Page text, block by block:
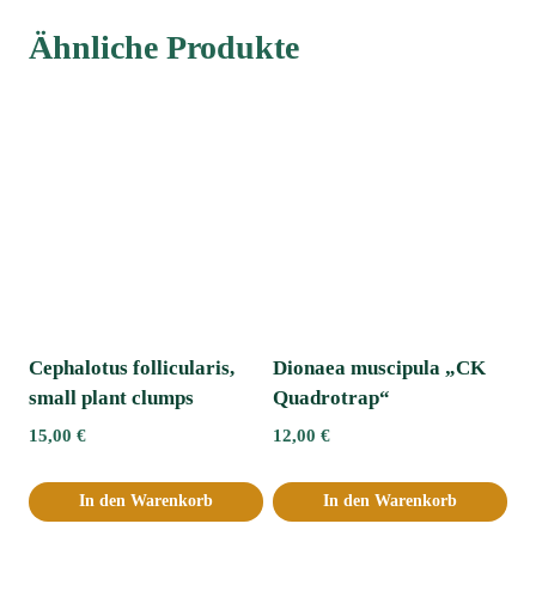
Ähnliche Produkte
Cephalotus follicularis,
small plant clumps
15,00 €
In den Warenkorb
Dionaea muscipula „CK
Quadrotrap“
12,00 €
In den Warenkorb